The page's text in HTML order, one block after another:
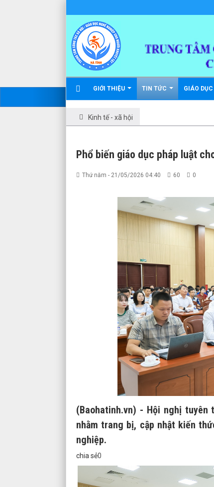
GIỚI THIỆU TIN TỨC GIÁO
Kinh tế - xã hội
Phổ biến giáo dục pháp luật
Thứ năm - 21/05/2026 04:40 60 0
(Baohatinh.vn) - Hội nghị
nhằm trang bị, cập nhật kiến
nghiệp.
chia sẻ0